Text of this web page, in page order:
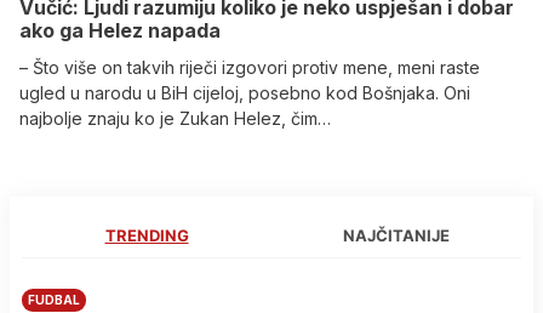
Vučić: Ljudi razumiju koliko je neko uspješan i dobar
ako ga Helez napada
– Što više on takvih riječi izgovori protiv mene, meni raste
ugled u narodu u BiH cijeloj, posebno kod Bošnjaka. Oni
najbolje znaju ko je Zukan Helez, čim…
TRENDING NAJČITANIJE
FUDBAL